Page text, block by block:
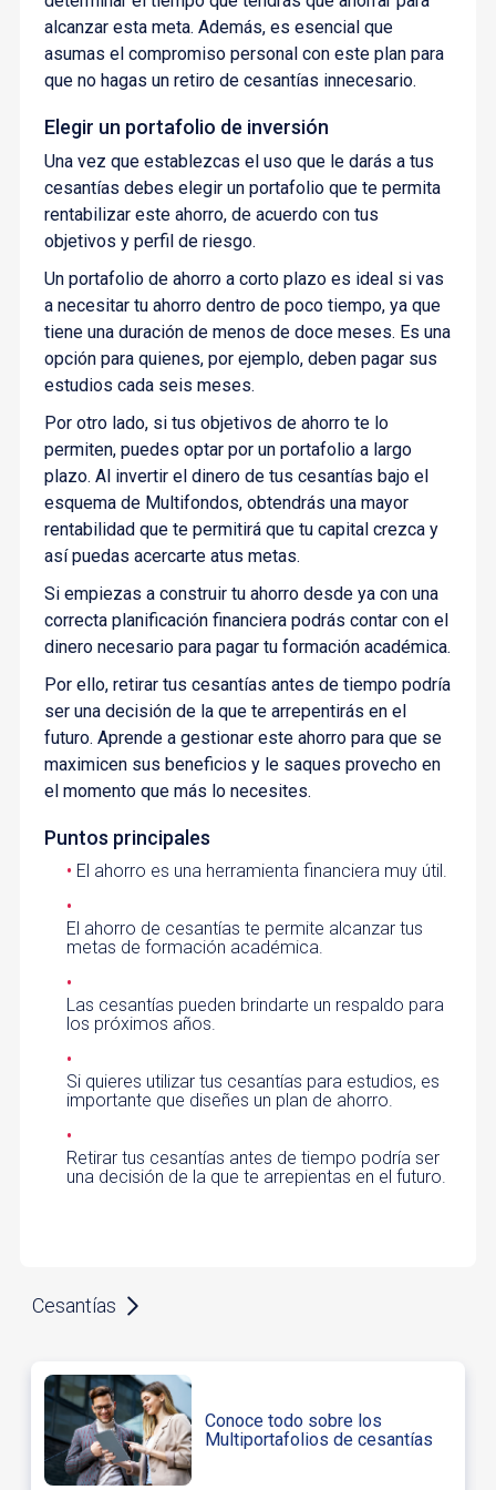
alcanzar esta meta. Además, es esencial que
asumas el compromiso personal con este plan para
que no hagas un retiro de cesantías innecesario.
Elegir un portafolio de inversión
Una vez que establezcas el uso que le darás a tus
cesantías debes elegir un portafolio que te permita
rentabilizar este ahorro, de acuerdo con tus
objetivos y perfil de riesgo.
Un portafolio de ahorro a corto plazo es ideal si vas
a necesitar tu ahorro dentro de poco tiempo, ya que
tiene una duración de menos de doce meses. Es una
opción para quienes, por ejemplo, deben pagar sus
estudios cada seis meses.
Por otro lado, si tus objetivos de ahorro te lo
permiten, puedes optar por un portafolio a largo
plazo. Al invertir el dinero de tus cesantías bajo el
esquema de Multifondos, obtendrás una mayor
rentabilidad que te permitirá que tu capital crezca y
así puedas acercarte atus metas.
Si empiezas a construir tu ahorro desde ya con una
correcta planificación financiera podrás contar con el
dinero necesario para pagar tu formación académica.
Por ello, retirar tus cesantías antes de tiempo podría
ser una decisión de la que te arrepentirás en el
futuro. Aprende a gestionar este ahorro para que se
maximicen sus beneficios y le saques provecho en
el momento que más lo necesites.
Puntos principales
El ahorro es una herramienta financiera muy útil.
El ahorro de cesantías te permite alcanzar tus
metas de formación académica.
Las cesantías pueden brindarte un respaldo para
los próximos años.
Si quieres utilizar tus cesantías para estudios, es
importante que diseñes un plan de ahorro.
Retirar tus cesantías antes de tiempo podría ser
una decisión de la que te arrepientas en el futuro.
Cesantías
Conoce todo sobre los
Multiportafolios de cesantías